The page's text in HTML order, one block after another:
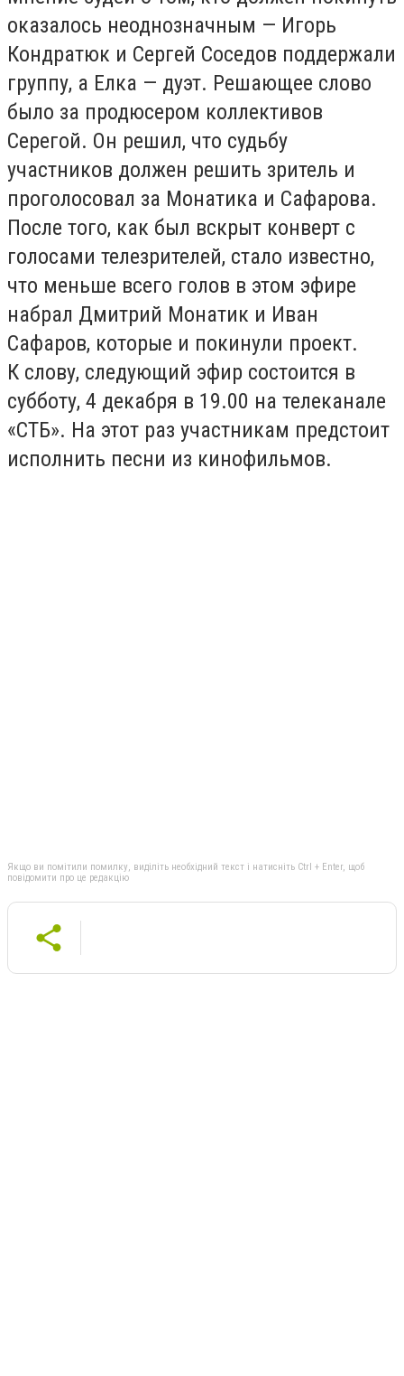
оказалось неоднозначным — Игорь
Кондратюк и Сергей Соседов поддержали
группу, а Елка — дуэт. Решающее слово
было за продюсером коллективов
Серегой. Он решил, что судьбу
участников должен решить зритель и
проголосовал за Монатика и Сафарова.
После того, как был вскрыт конверт с
голосами телезрителей, стало известно,
что меньше всего голов в этом эфире
набрал Дмитрий Монатик и Иван
Сафаров, которые и покинули проект.
К слову, следующий эфир состоится в
субботу, 4 декабря в 19.00 на телеканале
«СТБ». На этот раз участникам предстоит
исполнить песни из кинофильмов.
Якщо ви помітили помилку, виділіть необхідний текст і натисніть Ctrl + Enter, щоб
повідомити про це редакцію